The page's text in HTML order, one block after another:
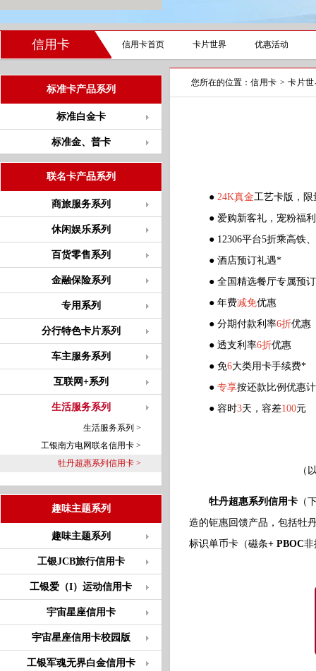
信用卡 信用卡首页 卡片世界 优惠活动
标准卡产品系列
标准白金卡
标准金、普卡
联名卡产品系列
商旅服务系列
休闲娱乐系列
百货零售系列
金融保险系列
专用系列
分行特色卡片系列
车主服务系列
互联网+系列
生活服务系列
生活服务系列 >
工银南方电网联名信用卡 >
牡丹超惠系列信用卡 >
趣味主题系列
趣味主题系列
工银JCB旅行信用卡
工银爱（I）运动信用卡
宇宙星座信用卡
宇宙星座信用卡校园版
工银军魂无界白金信用卡
您所在的位置： 信用卡 > 卡片
● 24K真金工艺卡版，
● 爱购新客礼，宠粉福利
● 12306平台5折乘高铁、
● 酒店预订礼遇*
● 全国精选餐厅专属预订
● 年费减免优惠
● 分期付款利率6折优惠
● 透支利率6折优惠
● 免6大类用卡手续费*
● 专享按还款比例优惠
● 容时3天，容差100元
（
牡丹超惠系列信用卡 （
造的钜惠回馈产品，包括牡
标识单币卡（磁条+ PBOC非